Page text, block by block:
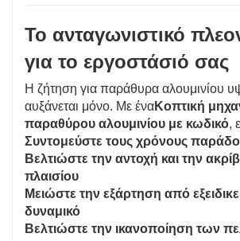
Το ανταγωνιστικό
για το εργοστάσιό σας
Η ζήτηση για παράθυρα αλουμινίου
αυξάνεται μόνο. Με έναΚοπτική
παραθύρου αλουμινίου με κωδικό,
Συντομεύστε τους χρόνους
Βελτιώστε την αντοχή και την
πλαισίου
Μειώστε την εξάρτηση από
δυναμικό
Βελτιώστε την ικανοποίηση των